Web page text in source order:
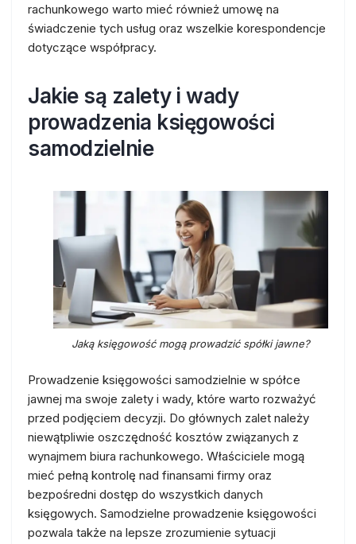
rachunkowego warto mieć również umowę na
świadczenie tych usług oraz wszelkie korespondencje
dotyczące współpracy.
Jakie są zalety i wady
prowadzenia księgowości
samodzielnie
Jaką księgowość mogą prowadzić spółki jawne?
Prowadzenie księgowości samodzielnie w spółce
jawnej ma swoje zalety i wady, które warto rozważyć
przed podjęciem decyzji. Do głównych zalet należy
niewątpliwie oszczędność kosztów związanych z
wynajmem biura rachunkowego. Właściciele mogą
mieć pełną kontrolę nad finansami firmy oraz
bezpośredni dostęp do wszystkich danych
księgowych. Samodzielne prowadzenie księgowości
pozwala także na lepsze zrozumienie sytuacji